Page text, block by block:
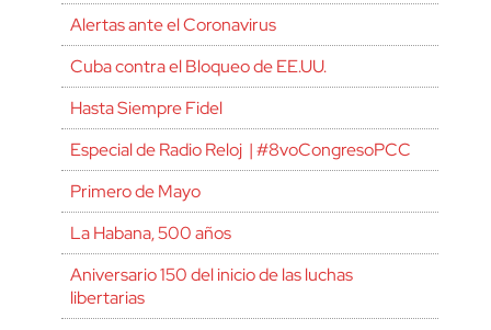
Alertas ante el Coronavirus
Cuba contra el Bloqueo de EE.UU.
Hasta Siempre Fidel
Especial de Radio Reloj | #8voCongresoPCC
Primero de Mayo
La Habana, 500 años
Aniversario 150 del inicio de las luchas
libertarias